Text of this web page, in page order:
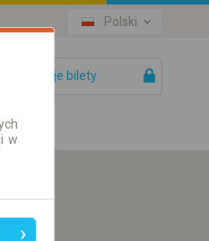
Polski
Twoje bilety
w